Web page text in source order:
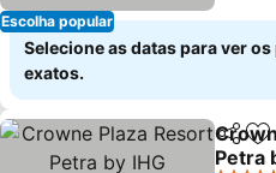
Escolha popular
Selecione as datas para ver
exatos.
Petra